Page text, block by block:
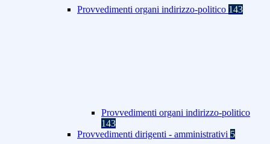
Provvedimenti organi indirizzo-politico 143
Provvedimenti organi indirizzo-politico
143
Provvedimenti dirigenti - amministrativi 5